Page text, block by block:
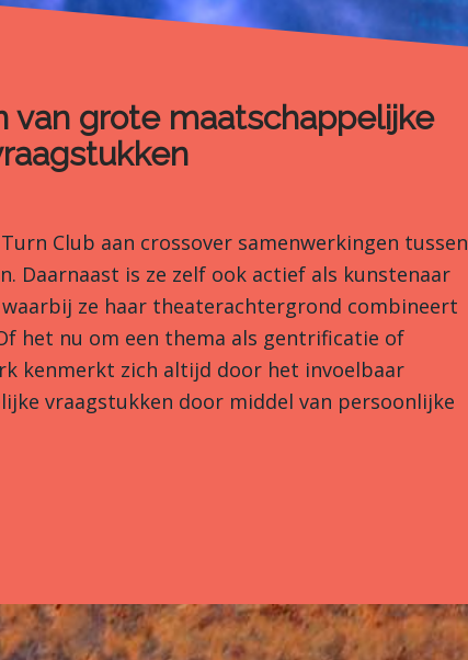
van grote maatschappelijke
Club aan crossover samenwerkingen tussen
Daarnaast is ze zelf ook actief als kunstenaar
ze haar theaterachtergrond combineert
het nu om een thema als gentrificatie of
kenmerkt zich altijd door het invoelbaar
vraagstukken door middel van persoonlijke